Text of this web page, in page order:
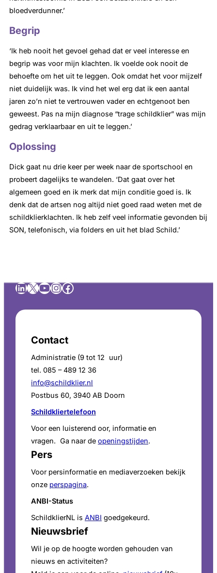
bloedverdunner.’
Begrip
‘Ik heb nooit het gevoel gehad dat er veel interesse en
begrip was voor mijn klachten. Ik voelde ook nooit de
behoefte om het uit te leggen. Ook omdat het voor mijzelf
niet duidelijk was. Ik vind het wel erg dat ik een aantal
jaren zo’n niet te vertrouwen vader en echtgenoot ben
geweest. Pas na mijn diagnose “trage schildklier” was mijn
gedrag verklaarbaar en uit te leggen.’
Oplossing
Dick gaat nu drie keer per week naar de sportschool en
probeert dagelijks te wandelen. ‘Dat gaat over het
algemeen goed en ik merk dat mijn conditie goed is. Ik
denk dat de artsen nog altijd niet goed raad weten met de
schildklierklachten. Ik heb zelf veel informatie gevonden bij
SON, telefonisch, via folders en uit het blad Schild.’
LinkedIn
X YouTube
Instagram
Facebook
Contact
Administratie (9 tot 12 uur)
tel. 085 – 489 12 36
info@schildklier.nl
Postbus 60, 3940 AB Doorn
Schildkliertelefoon
Voor een luisterend oor, informatie en
vragen. Ga naar de openingstijden.
Pers
Voor persinformatie en mediaverzoeken bekijk
onze perspagina.
ANBI-Status
SchildklierNL is ANBI goedgekeurd.
Nieuwsbrief
Wil je op de hoogte worden gehouden van
nieuws en activiteiten?